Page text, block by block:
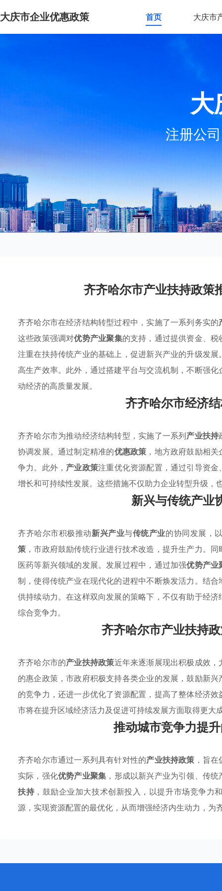
大庆市企业优惠政策 首页 大庆市
大
注册公
齐齐哈尔市产业扶持政策
齐齐哈尔市在经济结构转型过程中，实施了一系列务实的
这些政策强调对优势产业聚集的支持，通过提供资金、
注重在扶持传统产业的基础上，促进新兴产业的升级发
高生产效率。此外，通过搭建平台与交流机制，不断强
动经济的高质量发展。
齐齐哈尔市经济
齐齐哈尔市为推动经济结构转型，实施了一系列产业扶持
协调发展。通过制定精准的优惠政策 ，地方政府鼓励相
争力。此外， 产业政策注重优化资源配置，通过引导资
增长和可持续性发展。这些措施不仅助力企业转型升级，
新兴与传统产业
齐齐哈尔市积极推动新兴产业与传统产业的协同发展，
策 ，市政府鼓励传统行业进行技术改造，提升生产力。
医药等新兴领域的发展。发展过程中，通过加强优势产业
制，使得传统产业在现代化的进程中不断焕发活力。结
供持续动力。在这样双向发展的策略下，不仅有助于经
综合竞争力。
齐齐哈尔市产业扶持
齐齐哈尔市的产业扶持政策近年来逐渐展现出积极成效，
的惠企政策，市政府积极支持各类企业的发展，鼓励新
的竞争力，还进一步优化了资源配置，提高了整体经济
市将在提升区域经济活力及促进可持续发展方面取得更大
推动城市竞争力提
齐齐哈尔市通过一系列具有针对性的产业扶持政策 ，旨
实际，强化优势产业聚集 ，形成以新兴产业为引领、传
扶持 ，鼓励企业加大技术创新投入，以提升市场竞争
源，实现资源配置的最优化，从而增强经济内生动力，为